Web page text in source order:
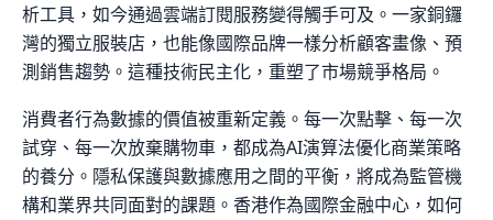
析工具，如今通過雲端訂閱服務變得觸手可及。一家銅鑼
灣的獨立服裝店，也能像國際品牌一樣分析顧客畫像、預
測銷售趨勢。這種技術民主化，重塑了市場競爭格局。
消費者行為數據的價值被重新定義。每一次點擊、每一次
試穿、每一次放棄購物車，都成為AI演算法優化商業策略
的養分。隱私保護與數據應用之間的平衡，將成為監管機
構和業界共同面對的課題。香港作為國際金融中心，如何